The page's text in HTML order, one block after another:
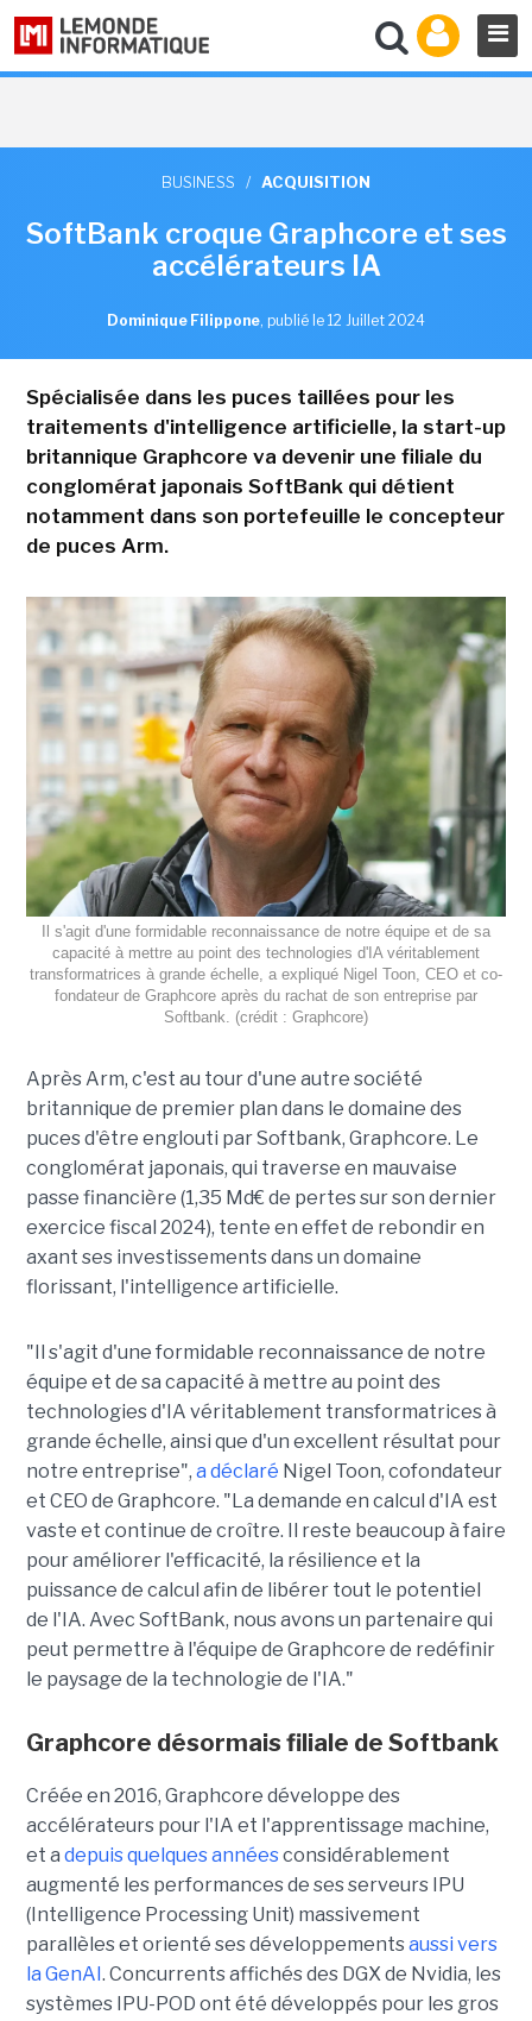
BUSINESS / ACQUISITION
SoftBank croque Graphcore et ses
accélérateurs IA
Dominique Filippone, publié le 12 Juillet 2024
Spécialisée dans les puces taillées pour les
traitements d'intelligence artificielle, la start-up
britannique Graphcore va devenir une filiale du
conglomérat japonais SoftBank qui détient
notamment dans son portefeuille le concepteur
de puces Arm.
Il s'agit d'une formidable reconnaissance de notre équipe et de sa
capacité à mettre au point des technologies d'IA véritablement
transformatrices à grande échelle, a expliqué Nigel Toon, CEO et co-
fondateur de Graphcore après du rachat de son entreprise par
Softbank. (crédit : Graphcore)
Après Arm, c'est au tour d'une autre société
britannique de premier plan dans le domaine des
puces d'être englouti par Softbank, Graphcore. Le
conglomérat japonais, qui traverse en mauvaise
passe financière (1,35 Md€ de pertes sur son dernier
exercice fiscal 2024), tente en effet de rebondir en
axant ses investissements dans un domaine
florissant, l'intelligence artificielle.
"Il s'agit d'une formidable reconnaissance de notre
équipe et de sa capacité à mettre au point des
technologies d'IA véritablement transformatrices à
grande échelle, ainsi que d'un excellent résultat pour
notre entreprise", a déclaré Nigel Toon, cofondateur
et CEO de Graphcore. "La demande en calcul d'IA est
vaste et continue de croître. Il reste beaucoup à faire
pour améliorer l'efficacité, la résilience et la
puissance de calcul afin de libérer tout le potentiel
de l'IA. Avec SoftBank, nous avons un partenaire qui
peut permettre à l'équipe de Graphcore de redéfinir
le paysage de la technologie de l'IA."
Graphcore désormais filiale de Softbank
Créée en 2016, Graphcore développe des
accélérateurs pour l'IA et l'apprentissage machine,
et a depuis quelques annéesconsidérablement
augmenté les performances de ses serveurs IPU
(Intelligence Processing Unit) massivement
parallèles et orienté ses développementsaussi vers
la GenAI . Concurrents affichés des DGX de Nvidia, les
systèmes IPU-POD ont été développés pour les gros